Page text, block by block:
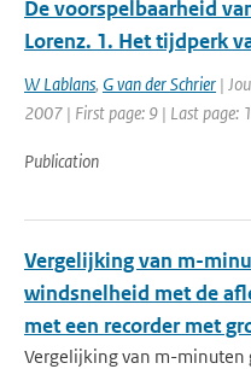
De voorspelbaarheid
Lorenz. 1. Het tijdperk
W Lablans, G van der Schrier |
2007 | First page: 9 | Last page:
Publication
Vergelijking van m-
windsnelheid met de
met een recorder met
Vergelijking van m-minuten